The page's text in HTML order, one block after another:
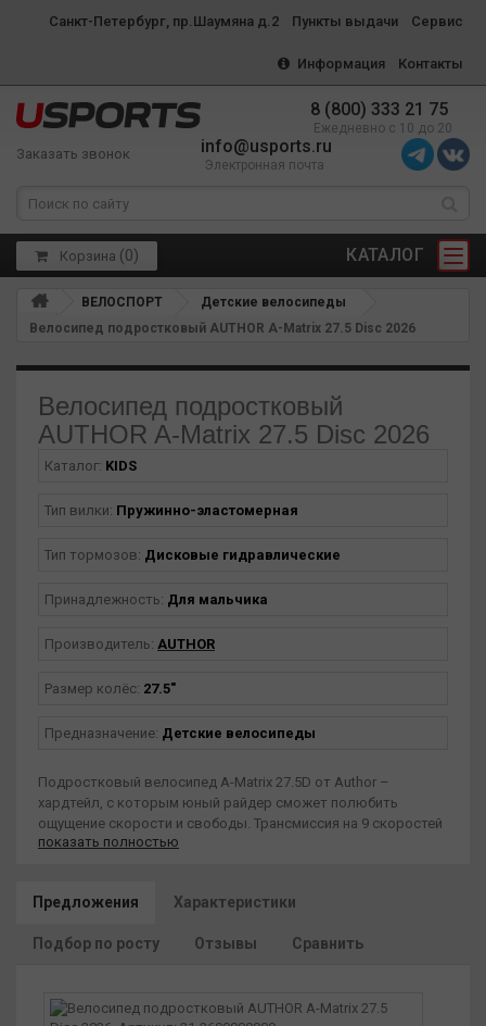
Санкт-Петербург, пр.Шаумяна д.2 Пункты выдачи Сервис
Информация Контакты
8 (800) 333 21 75
Ежедневно с 10 до 20
Заказать звонок info@usports.ru
Электронная почта
КАТАЛОГ
Корзина (0)
ВЕЛОСПОРТ
Детские велосипеды
Велосипед подростковый AUTHOR A-Matrix 27.5 Disc 2026
Велосипед подростковый
AUTHOR A-Matrix 27.5 Disc 2026
Каталог: KIDS
Тип вилки: Пружинно-эластомерная
Тип тормозов: Дисковые гидравлические
Принадлежность: Для мальчика
Производитель: AUTHOR
Размер колёс: 27.5"
Предназначение: Детские велосипеды
Подростковый велосипед A-Matrix 27.5D от Author –
хардтейл, с которым юный райдер сможет полюбить
ощущение скорости и свободы. Трансмиссия на 9 скоростей
Shimano и 27.5-дюймовые колеса, а также легкая
помогут дисковые тормоза Tektro. Амортизационная вилка с
при катании по плохому асфальту, брусчатке или грунтовке.
провести досуг активно и с пользой для здоровья.
показать полностью
Предложения Характеристики
Подбор по росту Отзывы Сравнить